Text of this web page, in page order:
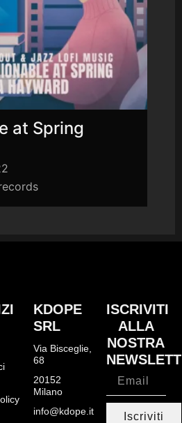
at Spring
KDOPE
SRL
Via Bisceglie,
68
20152
Milano
info@kdope.it
ISCRIVITI
ALLA
NOSTRA
Iscriviti